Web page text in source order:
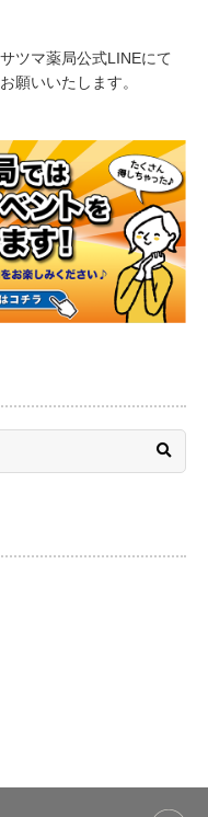
ツマ薬局公式LINEにて
願いいたします。